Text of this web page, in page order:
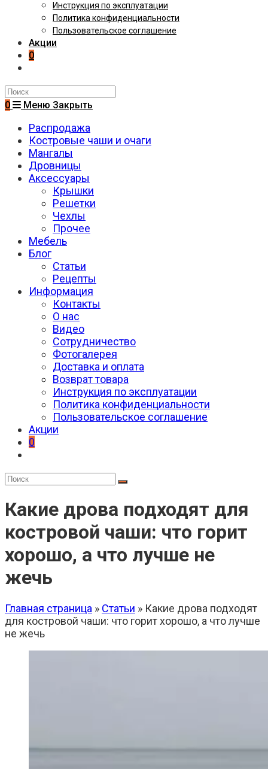
Инструкция по эксплуатации
Политика конфиденциальности
Пользовательское соглашение
Акции
0
Поиск
на
0 Меню Закрыть
Распродажа
Костровые чаши и очаги
Мангалы
Дровницы
Аксессуары
Крышки
Решетки
Чехлы
Прочее
Мебель
Блог
Статьи
Рецепты
Информация
Контакты
О нас
Видео
Сотрудничество
Фотогалерея
Доставка и оплата
Возврат товара
Инструкция по эксплуатации
Политика конфиденциальности
Пользовательское соглашение
Акции
0
Какие дрова подходят для
костровой чаши: что горит
хорошо, а что лучше не
жечь
Главная страница » Статьи » Какие дрова подходят
для костровой чаши: что горит хорошо, а что лучше
не жечь